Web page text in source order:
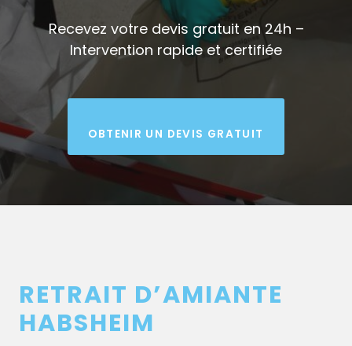
Recevez votre devis gratuit en 24h –
Intervention rapide et certifiée
OBTENIR UN DEVIS GRATUIT
RETRAIT D’AMIANTE
HABSHEIM